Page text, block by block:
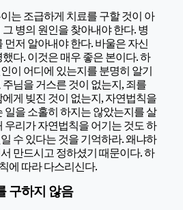
는 조급하게 치료를 구할 것이 아
병의 원인을 찾아내야 한다. 병
먼저 알아내야 한다. 바울은 자신
다. 이것은 매우 좋은 본이다. 하
이 어디에 있는지를 분명히 알기
님을 거스른 것이 없는지, 죄를
게 빚진 것이 없는지, 자연법칙을
일을 소홀히 하지는 않았는지를 살
우리가 자연법칙을 어기는 것도 하
수 있다는 것을 기억하라. 왜냐하
만드시고 정하셨기 때문이다. 하
에 따라 다스리신다.
구하지 않음